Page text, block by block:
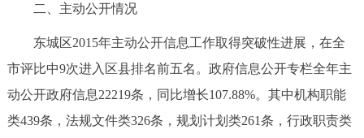
二、主动公开情况
东城区2015年主动公开信息工作取得突破性进展，在全
市评比中9次进入区县排名前五名。政府信息公开专栏全年主
动公开政府信息22219条，同比增长107.88%。其中机构职能
类439条，法规文件类326条，规划计划类261条，行政职责类